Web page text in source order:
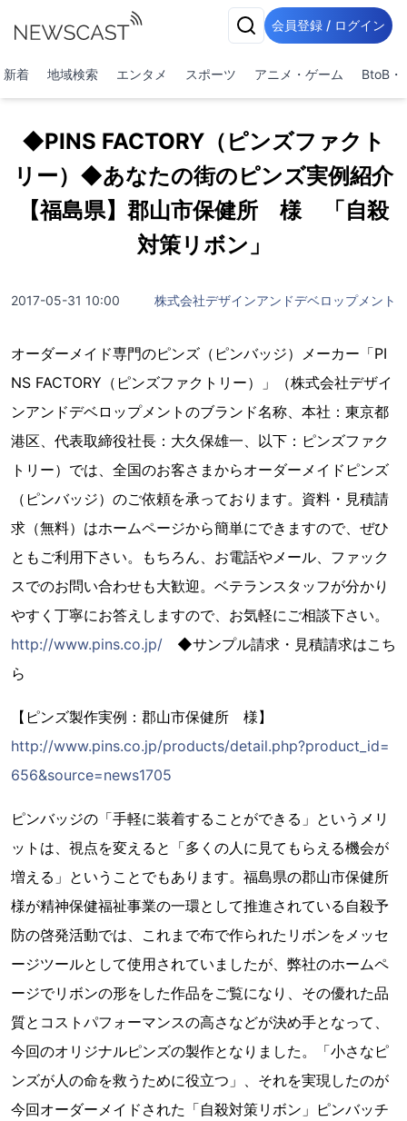
会員登録 / ログイン
新着 地域検索 エンタメ スポーツ アニメ・ゲーム BtoB・
◆PINS FACTORY（ピンズファクト
リー）◆あなたの街のピンズ実例紹介
【福島県】郡山市保健所 様 「自殺
対策リボン」
2017-05-31 10:00 株式会社デザインアンドデベロップメント
オーダーメイド専門のピンズ（ピンバッジ）メーカー「PI
NS FACTORY（ピンズファクトリー）」（株式会社デザイ
ンアンドデベロップメントのブランド名称、本社：東京都
港区、代表取締役社長：大久保雄一、以下：ピンズファク
トリー）では、全国のお客さまからオーダーメイドピンズ
（ピンバッジ）のご依頼を承っております。資料・見積請
求（無料）はホームページから簡単にできますので、ぜひ
ともご利用下さい。もちろん、お電話やメール、ファック
スでのお問い合わせも大歓迎。ベテランスタッフが分かり
やすく丁寧にお答えしますので、お気軽にご相談下さい。
http://www.pins.co.jp/ ◆サンプル請求・見積請求はこち
ら
【ピンズ製作実例：郡山市保健所 様】
http://www.pins.co.jp/products/detail.php?product_id=
656&source=news1705
ピンバッジの「手軽に装着することができる」というメリ
ットは、視点を変えると「多くの人に見てもらえる機会が
増える」ということでもあります。福島県の郡山市保健所
様が精神保健福祉事業の一環として推進されている自殺予
防の啓発活動では、これまで布で作られたリボンをメッセ
ージツールとして使用されていましたが、弊社のホームペ
ージでリボンの形をした作品をご覧になり、その優れた品
質とコストパフォーマンスの高さなどが決め手となって、
今回のオリジナルピンズの製作となりました。「小さなピ
ンズが人の命を救うために役立つ」、それを実現したのが
今回オーダーメイドされた「自殺対策リボン」ピンバッチ